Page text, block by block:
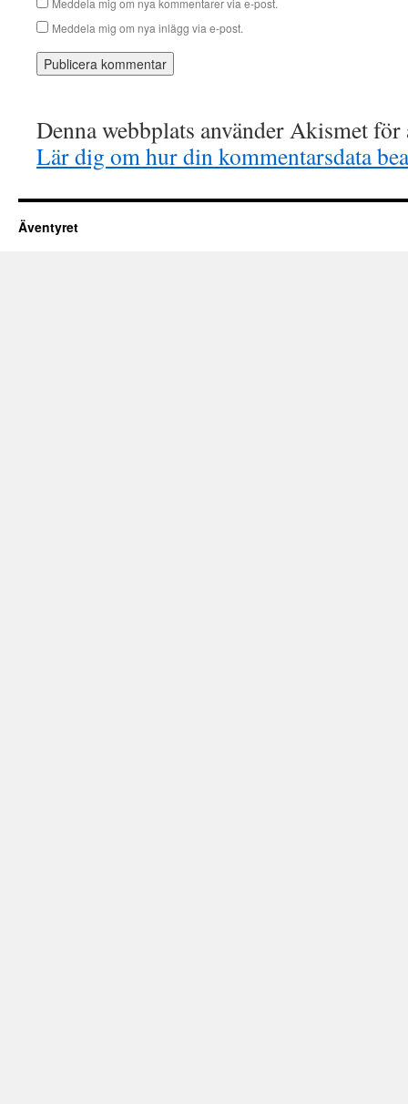
Meddela mig om nya inlägg via e-post.
Denna webbplats använder Akismet
Lär dig om hur din kommentarsdata
Äventyret